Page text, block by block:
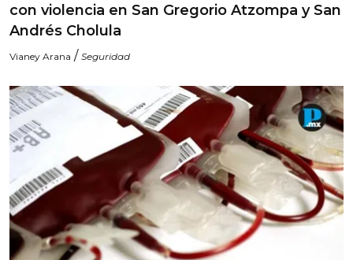
con violencia en San Gregorio Atzompa y San
Andrés Cholula
Vianey Arana / Seguridad